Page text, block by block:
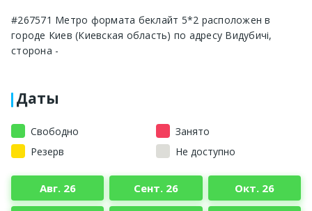
#267571 Метро формата беклайт 5*2 расположен в
городе Киев (Киевская область) по адресу Видубичі,
сторона -
Даты
Свободно
Занято
Резерв
Не доступно
Авг. 26 Сент. 26 Окт. 26